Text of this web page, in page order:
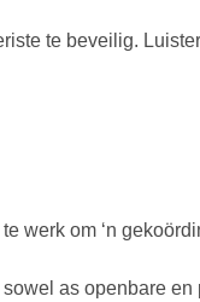
te beveilig.
werk om ‘n
as openbare en